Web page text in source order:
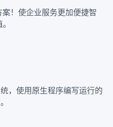
！使企业服务更加便捷智
，使用原生程序编写运行的